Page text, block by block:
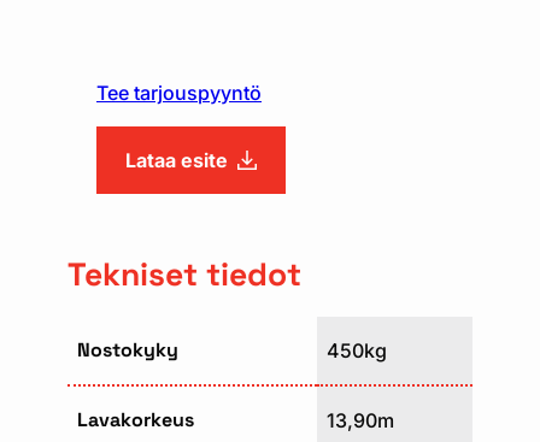
Tee tarjouspyyntö
Lataa esite
Tekniset tiedot
Nostokyky 450kg
Lavakorkeus 13,90m